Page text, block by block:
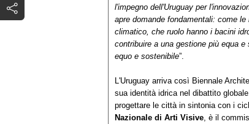
l'impegno dell'Uruguay per
apre domande fondamentali: come
climatico, che ruolo hanno i bacini
contribuire a una gestione più equa
equo e sostenibile”.
L'Uruguay arriva così Biennale
sua identità idrica nel dibattito globale.
progettare le città in sintonia con i
Nazionale di Arti Visive , è il